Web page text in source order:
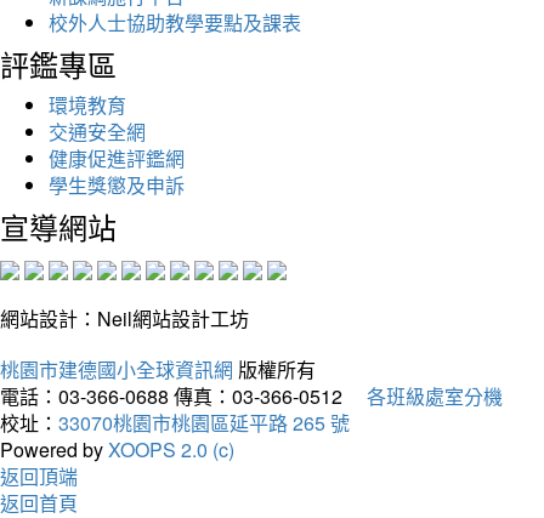
校外人士協助教學要點及課表
評鑑專區
環境教育
交通安全網
健康促進評鑑網
學生獎懲及申訴
宣導網站
網站設計：Neil網站設計工坊
桃園市建德國小全球資訊網 版權所有
電話：03-366-0688 傳真：03-366-0512
各班級處室分機
校址： 33070桃園市桃園區延平路 265 號
Powered byXOOPS 2.0 (c)
返回頂端
返回首頁